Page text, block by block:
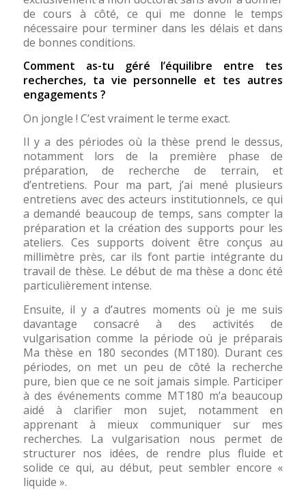
de cours à côté, ce qui me donne le temps
nécessaire pour terminer dans les délais et dans
de bonnes conditions.
Comment as-tu géré l’équilibre entre tes
recherches, ta vie personnelle et tes autres
engagements ?
On jongle ! C’est vraiment le terme exact.
Il y a des périodes où la thèse prend le dessus,
notamment lors de la première phase de
préparation, de recherche de terrain, et
d’entretiens. Pour ma part, j’ai mené plusieurs
entretiens avec des acteurs institutionnels, ce qui
a demandé beaucoup de temps, sans compter la
préparation et la création des supports pour les
ateliers. Ces supports doivent être conçus au
millimètre près, car ils font partie intégrante du
travail de thèse. Le début de ma thèse a donc été
particulièrement intense.
Ensuite, il y a d’autres moments où je me suis
davantage consacré à des activités de
vulgarisation comme la période où je préparais
Ma thèse en 180 secondes (MT180). Durant ces
périodes, on met un peu de côté la recherche
pure, bien que ce ne soit jamais simple. Participer
à des événements comme MT180 m’a beaucoup
aidé à clarifier mon sujet, notamment en
apprenant à mieux communiquer sur mes
recherches. La vulgarisation nous permet de
structurer nos idées, de rendre plus fluide et
solide ce qui, au début, peut sembler encore «
liquide ».